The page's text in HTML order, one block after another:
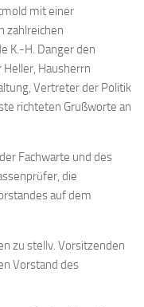
mit einer
zahlreichen
K.-H. Danger den
Hausherrn
Vertreter der Politik
richteten Grußworte an
Fachwarte und des
die
auf dem
zu stellv. Vorsitzenden
Vorstand des